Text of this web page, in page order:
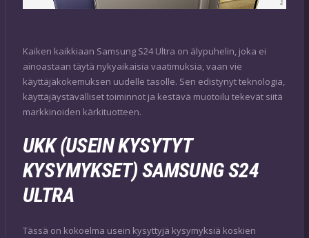
Kaiken kaikkiaan Samsung S24 Ultra on älypuhelin, joka ei
ainoastaan täytä nykyaikaisia vaatimuksia, vaan vie
käyttäjäkokemuksen uudelle tasolle. Sen edistynyt teknologia,
käyttäjäystävälliset toiminnot ja kestävä muotoilu tekevät siitä
markkinoiden kärkituotteen.
UKK (USEIN KYSYTYT
KYSYMYKSET) SAMSUNG S24
ULTRA
Tässä on kokoelma usein kysyttyjä kysymyksiä koskien